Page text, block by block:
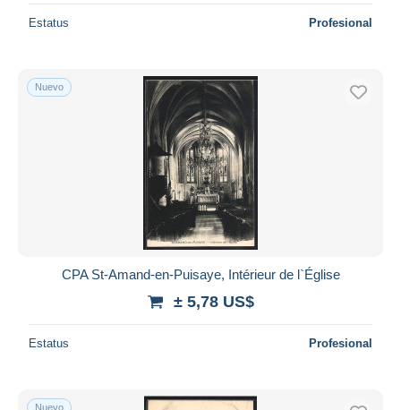
Estatus Profesional
Nuevo
CPA St-Amand-en-Puisaye, Intérieur de l`Église
± 5,78 US$
Estatus Profesional
Nuevo